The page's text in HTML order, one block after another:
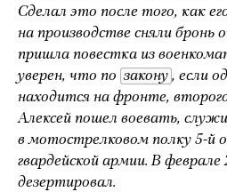
Сделал это после того, как
на производстве сняли
пришла повестка из
уверен, что по закону , если
находится на фронте,
Алексей пошел воевать,
в мотострелковом полку 5-й
гвардейской армии. В феврале
дезертировал.